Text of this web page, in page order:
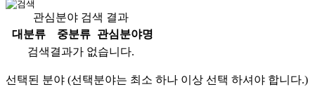
관심분야 검색 결과
대분류
중분류
관심분야명
검색결과가 없습니다.
선택된 분야 (선택분야는 최소 하나 이상 선택 하셔야 합니다.)